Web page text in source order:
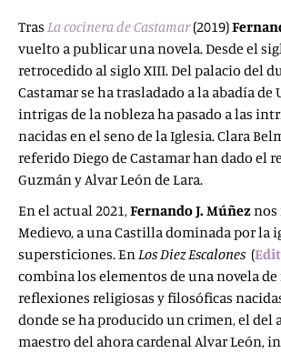
Tras La cocinera de Castamar(2019)
vuelto a publicar una novela. Desde el
retrocedido al siglo XIII. Del palacio del
Castamar se ha trasladado a la abadía de
intrigas de la nobleza ha pasado a las
nacidas en el seno de la Iglesia. Clara
referido Diego de Castamar han dado el
Guzmán y Alvar León de Lara.
En el actual 2021,Fernando J. Múñeznos
Medievo, a una Castilla dominada por la
supersticiones. EnLos Diez Escalones (
combina los elementos de una novela
reflexiones religiosas y filosóficas
donde se ha producido un crimen, el del
maestro del ahora cardenal Alvar León,